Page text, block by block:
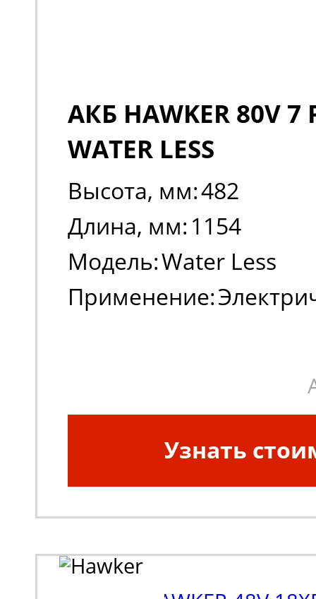
АКБ HAWKER 80V 7
WATER LESS
Высота, мм:482
Длина, мм: 1154
Модель:Water Less
Применение:
Узнать